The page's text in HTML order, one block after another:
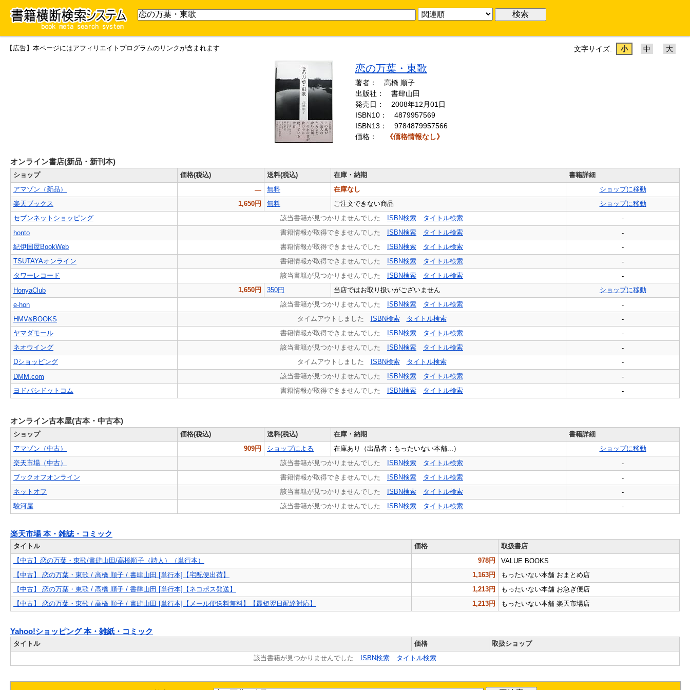
【広告】本ページにはアフィリエイトプログラムのリンクが含まれます 文字サイズ: 小 中 大
恋の万葉・東歌
著者： 高橋 順子
出版社： 書肆山田
発売日： 2008年12月01日
ISBN10： 4879957569
ISBN13： 9784879957566
価格：
《価格情報なし》
オンライン書店(新品・新刊本)
ショップ 価格(税込) 送料(税込) 在庫・納期
書籍詳細
アマゾン（新品）
― 無料 在庫なし
ショップに移動
楽天ブックス
1,650円 無料 ご注文できない商品
ショップに移動
セブンネットショッピング
該当書籍が見つかりませんでした ISBN検索 タイトル検索
-
honto
書籍情報が取得できませんでした ISBN検索 タイトル検索
-
紀伊国屋BookWeb
書籍情報が取得できませんでした ISBN検索 タイトル検索
-
TSUTAYAオンライン
書籍情報が取得できませんでした ISBN検索 タイトル検索
-
タワーレコード
該当書籍が見つかりませんでした ISBN検索 タイトル検索
-
HonyaClub
1,650円 350円 当店ではお取り扱いがございません
ショップに移動
e-hon
該当書籍が見つかりませんでした ISBN検索 タイトル検索
-
HMV&BOOKS
タイムアウトしました ISBN検索 タイトル検索
-
ヤマダモール
書籍情報が取得できませんでした ISBN検索 タイトル検索
-
ネオウイング
該当書籍が見つかりませんでした ISBN検索 タイトル検索
-
Dショッピング
タイムアウトしました ISBN検索 タイトル検索
-
DMM.com
該当書籍が見つかりませんでした ISBN検索 タイトル検索
-
ヨドバシドットコム
書籍情報が取得できませんでした ISBN検索 タイトル検索 -
オンライン古本屋(古本・中古本)
ショップ 価格(税込) 送料(税込) 在庫・納期
書籍詳細
アマゾン（中古）
909円 ショップによる 在庫あり（出品者：もったいない本舗...）
ショップに移動
楽天市場（中古）
該当書籍が見つかりませんでした ISBN検索 タイトル検索
-
ブックオフオンライン
書籍情報が取得できませんでした ISBN検索 タイトル検索
-
ネットオフ
該当書籍が見つかりませんでした ISBN検索 タイトル検索
-
駿河屋
該当書籍が見つかりませんでした ISBN検索 タイトル検索 -
楽天市場 本・雑誌・コミック
タイトル 価格
取扱書店
【中古】恋の万葉・東歌/書肆山田/高橋順子（詩人）（単行本）
978円
VALUE BOOKS
【中古】 恋の万葉・東歌 / 高橋 順子 / 書肆山田 [単行本]【宅配便出荷】
1,163円
もったいない本舗 おまとめ店
【中古】 恋の万葉・東歌 / 高橋 順子 / 書肆山田 [単行本]【ネコポス発送】
1,213円
もったいない本舗 お急ぎ便店
【中古】 恋の万葉・東歌 / 高橋 順子 / 書肆山田 [単行本]【メール便送料無料】【最短翌日配達対応】
1,213円 もったいない本舗 楽天市場店
Yahoo!ショッピング 本・雑紙・コミック
タイトル 価格
取扱ショップ
該当書籍が見つかりませんでした
ISBN検索 タイトル検索